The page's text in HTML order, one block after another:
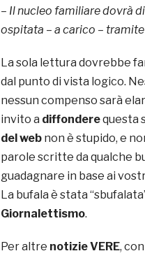
– Il nucleo familiare dovrà
ospitata – a carico –
La sola lettura dovrebbe
dal punto di vista logico.
nessun compenso sarà
invito a diffonderequesta
del web non è stupido, e
parole scritte da qualche
guadagnare in base ai
La bufala è stata
Giornalettismo.
Per altre notizie VERE,